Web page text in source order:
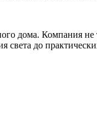
дома. Компания не
до